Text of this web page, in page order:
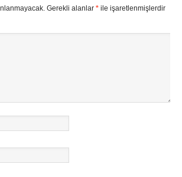
Gerekli alanlar *ile işaretlenmişlerdir